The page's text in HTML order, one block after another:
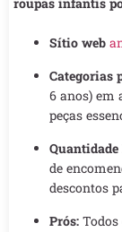
Sítio web
Categorias
6 anos) em
peças
de
descontos
Prós: